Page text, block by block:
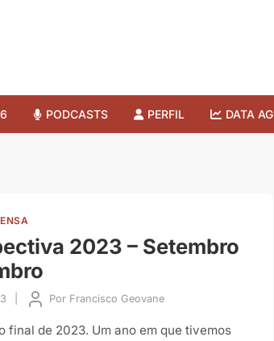
PODCASTS PERFIL DATA AG
2023 – Setembro
Por Francisco Geovane
final de 2023. Um ano em que tivemos